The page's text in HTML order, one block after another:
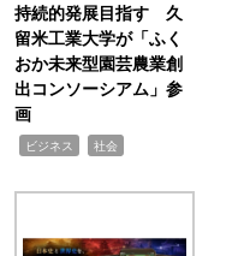
持続的発展目指す 久
留米工業大学が「ふく
おか未来型園芸農業創
出コンソーシアム」参
画
ビジネス 社会